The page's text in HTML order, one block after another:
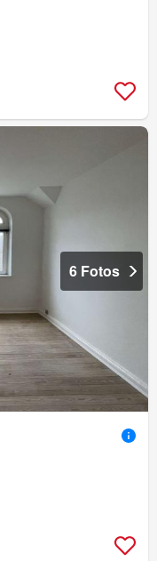
6 Fotos